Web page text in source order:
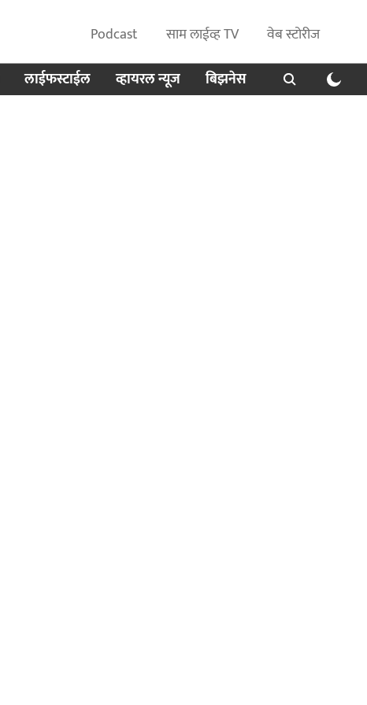
Podcast साम लाईव्ह TV
वेब स्टोरीज
लाईफस्टाईल व्हायरल न्यूज बिझनेस